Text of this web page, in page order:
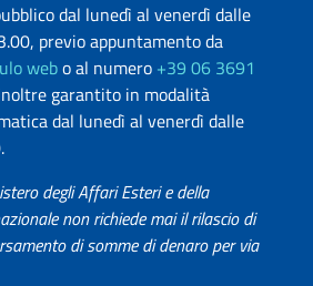
dal lunedì al venerdì dalle
previo appuntamento da
webo al numero +39 06 3691
garantito in modalità
dal lunedì al venerdì dalle
degli Affari Esteri e della
non richiede mai il rilascio di
di somme di denaro per via